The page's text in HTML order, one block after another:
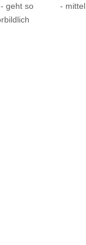
- geht so - mittel